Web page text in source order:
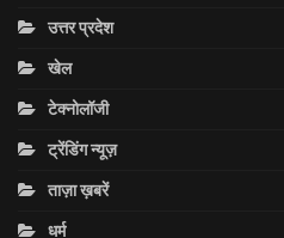
उत्तर प्रदेश
खेल
टेक्नोलॉजी
ट्रेंडिंग न्यूज़
ताज़ा ख़बरें
धर्म